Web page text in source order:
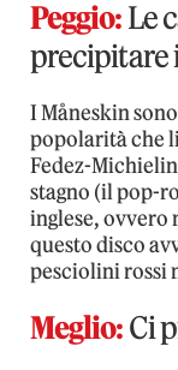
Peggio:Le
precipitare
I Måneskin
popolarità che
Fedez-
stagno (il pop-
inglese, ovvero
questo disco
pesciolini rossi
Meglio:Ci